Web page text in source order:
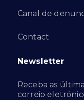
Canal de
Contact
Newsletter
Receba as
correio